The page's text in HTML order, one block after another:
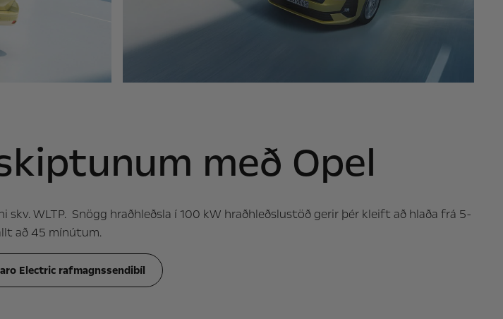
með Opel
WLTP. Snögg hraðhleðsla í 100 kW hraðhleðslustöð gerir þér kleift að hlaða frá 5-
að 45 mínútum.
Electric rafmagnssendibíl